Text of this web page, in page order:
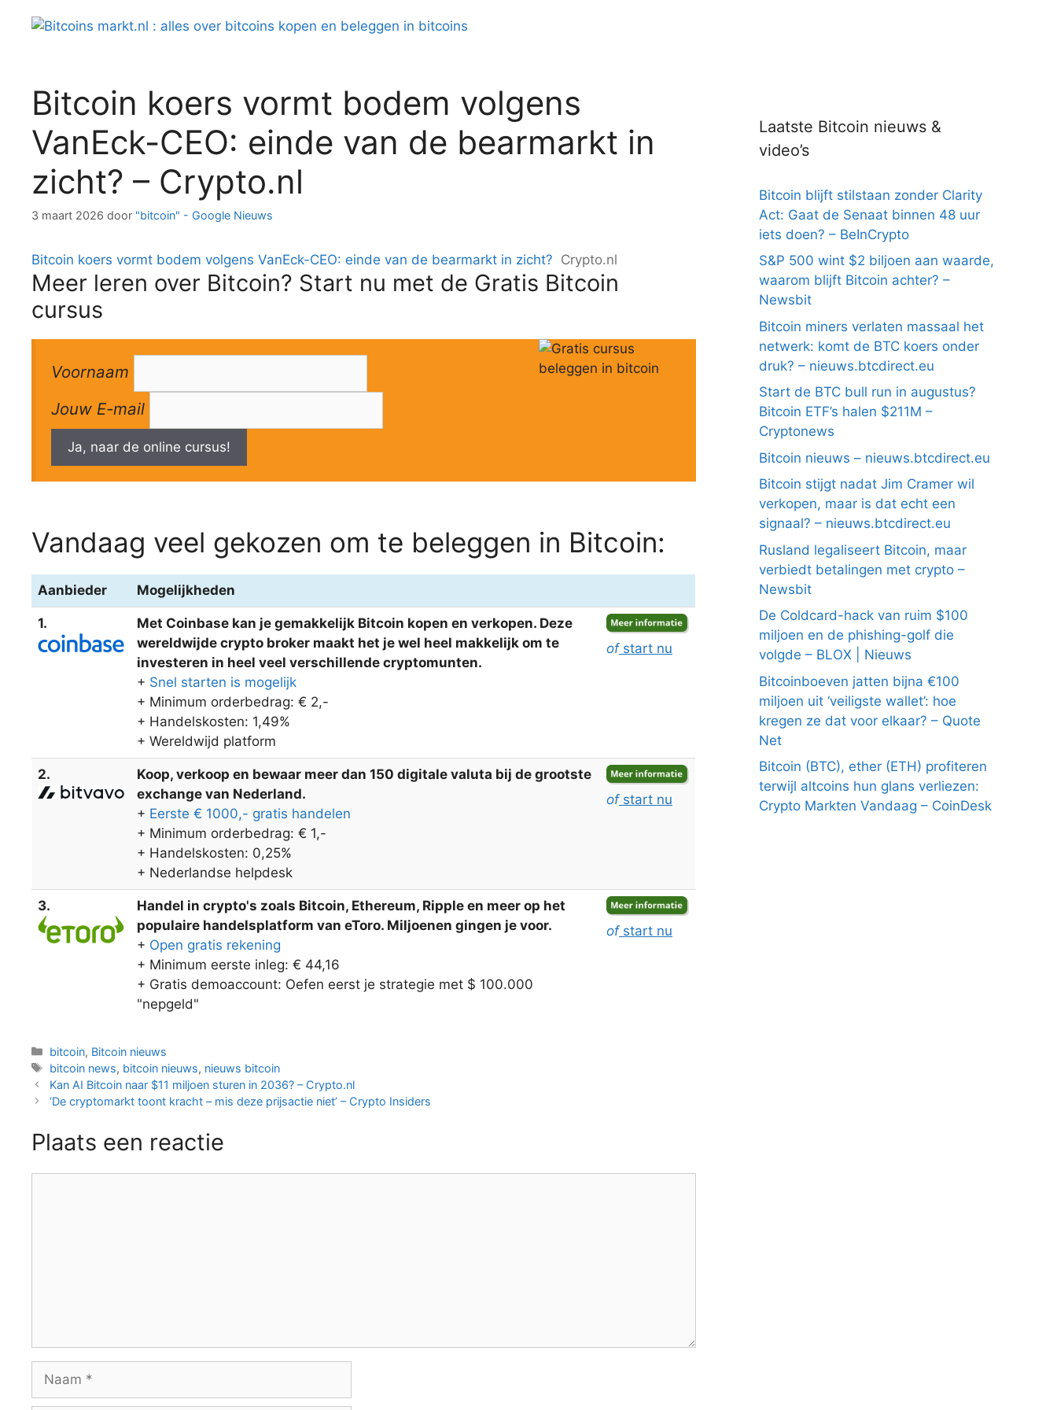
Bitcoin koers vormt bodem volgens
VanEck-CEO: einde van de bearmarkt in
zicht? – Crypto.nl
3 maart 2026 door "bitcoin" - Google Nieuws
Bitcoin koers vormt bodem volgens VanEck-CEO: einde van de bearmarkt in zicht? Crypto.nl
Meer leren over Bitcoin? Start nu met de Gratis Bitcoin
cursus
Voornaam
Jouw E-mail
Ja, naar de online cursus!
Vandaag veel gekozen om te beleggen in Bitcoin:
Aanbieder Mogelijkheden
1.
Met Coinbase kan je gemakkelijk Bitcoin kopen en verkopen. Deze
wereldwijde crypto broker maakt het je wel heel makkelijk om te
investeren in heel veel verschillende cryptomunten.
+ Snel starten is mogelijk
+ Minimum orderbedrag: € 2,-
+ Handelskosten: 1,49%
+ Wereldwijd platform
ofstart nu
2.
Koop, verkoop en bewaar meer dan 150 digitale valuta bij de grootste
exchange van Nederland.
+ Eerste € 1000,- gratis handelen
+ Minimum orderbedrag: € 1,-
+ Handelskosten: 0,25%
+ Nederlandse helpdesk
ofstart nu
3.
Handel in crypto's zoals Bitcoin, Ethereum, Ripple en meer op het
populaire handelsplatform van eToro. Miljoenen gingen je voor.
+ Open gratis rekening
+ Minimum eerste inleg: € 44,16
+ Gratis demoaccount: Oefen eerst je strategie met $ 100.000
"nepgeld"
ofstart nu
Categorieën
bitcoin, Bitcoin nieuws
Tags
bitcoin news, bitcoin nieuws, nieuws bitcoin
Berichtnavigatie
Kan AI Bitcoin naar $11 miljoen sturen in 2036? – Crypto.nl
‘De cryptomarkt toont kracht – mis deze prijsactie niet’ – Crypto Insiders
Plaats een reactie
Naam
Laatste Bitcoin nieuws &
video’s
Bitcoin blijft stilstaan zonder Clarity
Act: Gaat de Senaat binnen 48 uur
iets doen? – BeInCrypto
S&P 500 wint $2 biljoen aan waarde,
waarom blijft Bitcoin achter? –
Newsbit
Bitcoin miners verlaten massaal het
netwerk: komt de BTC koers onder
druk? – nieuws.btcdirect.eu
Start de BTC bull run in augustus?
Bitcoin ETF’s halen $211M –
Cryptonews
Bitcoin nieuws – nieuws.btcdirect.eu
Bitcoin stijgt nadat Jim Cramer wil
verkopen, maar is dat echt een
signaal? – nieuws.btcdirect.eu
Rusland legaliseert Bitcoin, maar
verbiedt betalingen met crypto –
Newsbit
De Coldcard-hack van ruim $100
miljoen en de phishing-golf die
volgde – BLOX | Nieuws
Bitcoinboeven jatten bijna €100
miljoen uit ‘veiligste wallet’: hoe
kregen ze dat voor elkaar? – Quote
Net
Bitcoin (BTC), ether (ETH) profiteren
terwijl altcoins hun glans verliezen:
Crypto Markten Vandaag – CoinDesk